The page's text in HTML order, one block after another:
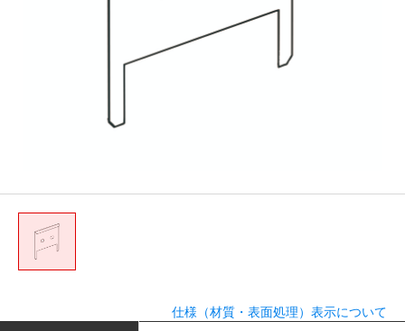
仕様（材質・表面処理）表示について